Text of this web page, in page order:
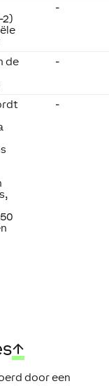
2)
-
de
-
-
↑
door een